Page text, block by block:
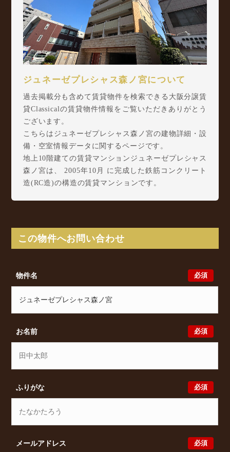
ジュネーゼプレシャス森ノ宮について
過去掲載分も含めて賃貸物件を検索できる大阪分譲賃
貸Classicalの賃貸物件情報をご覧いただきありがとう
ございます。
こちらはジュネーゼプレシャス森ノ宮の建物詳細・設
備・空室情報データに関するページです。
地上10階建ての賃貸マンションジュネーゼプレシャス
森ノ宮は、 2005年10月 に完成した鉄筋コンクリート
造(RC造)の構造の賃貸マンションです。
分 からアクセスが可能となっております。
ジュネーゼプレシャス森ノ宮の最新の空室状況のご確
マンションをお探しでしたら、ぜひ大阪分譲賃貸
Classicalまでお気軽にお問い合わせください。大阪分
及びオンライン相談も受け付けております。また、希
めの賃貸物件をご提案いたします。
この物件へお問い合わせ
必須
物件名
必須
お名前
必須
ふりがな
必須
メールアドレス